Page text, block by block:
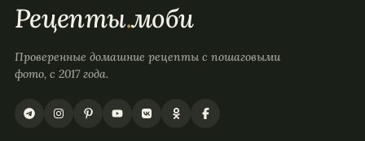
Рецепты.моби
Проверенные домашние рецепты с пошаговыми
фото, с 2017 года.